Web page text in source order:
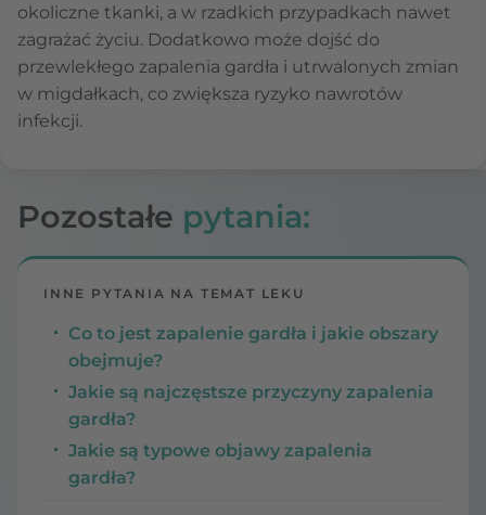
okoliczne tkanki, a w rzadkich przypadkach nawet
zagrażać życiu. Dodatkowo może dojść do
przewlekłego zapalenia gardła i utrwalonych zmian
w migdałkach, co zwiększa ryzyko nawrotów
infekcji.
Pozostałe pytania:
INNE PYTANIA NA TEMAT LEKU
Co to jest zapalenie gardła i jakie obszary
obejmuje?
Jakie są najczęstsze przyczyny zapalenia
gardła?
Jakie są typowe objawy zapalenia
gardła?